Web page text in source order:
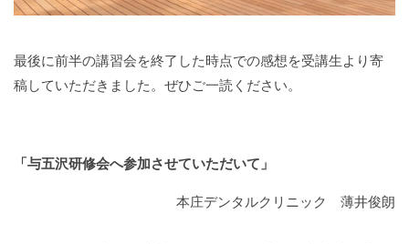
最後に前半の講習会を終了した時点での感想を受講生より寄
稿していただきました。ぜひご一読ください。
「与五沢研修会へ参加させていただいて」
本庄デンタルクリニック 薄井俊朗